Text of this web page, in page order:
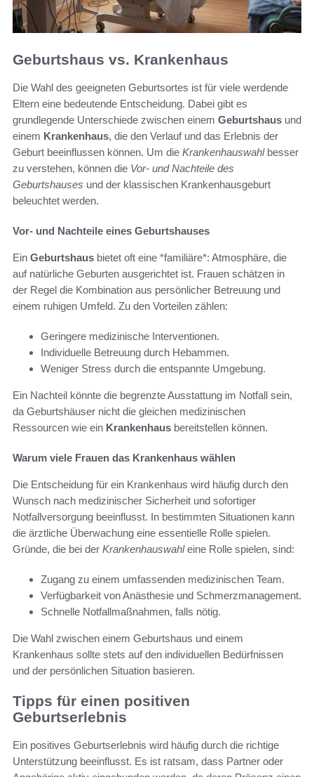
Geburtshaus vs. Krankenhaus
Die Wahl des geeigneten Geburtsortes ist für viele werdende
Eltern eine bedeutende Entscheidung. Dabei gibt es
grundlegende Unterschiede zwischen einem Geburtshaus und
einem Krankenhaus, die den Verlauf und das Erlebnis der
Geburt beeinflussen können. Um die Krankenhauswahlbesser
zu verstehen, können die Vor- und Nachteile des
Geburtshauses und der klassischen Krankenhausgeburt
beleuchtet werden.
Vor- und Nachteile eines Geburtshauses
Ein Geburtshaus bietet oft eine *familiäre*: Atmosphäre, die
auf natürliche Geburten ausgerichtet ist. Frauen schätzen in
der Regel die Kombination aus persönlicher Betreuung und
einem ruhigen Umfeld. Zu den Vorteilen zählen:
Geringere medizinische Interventionen.
Individuelle Betreuung durch Hebammen.
Weniger Stress durch die entspannte Umgebung.
Ein Nachteil könnte die begrenzte Ausstattung im Notfall sein,
da Geburtshäuser nicht die gleichen medizinischen
Ressourcen wie ein Krankenhaus bereitstellen können.
Warum viele Frauen das Krankenhaus wählen
Die Entscheidung für ein Krankenhaus wird häufig durch den
Wunsch nach medizinischer Sicherheit und sofortiger
Notfallversorgung beeinflusst. In bestimmten Situationen kann
die ärztliche Überwachung eine essentielle Rolle spielen.
Gründe, die bei der Krankenhauswahleine Rolle spielen, sind:
Zugang zu einem umfassenden medizinischen Team.
Verfügbarkeit von Anästhesie und Schmerzmanagement.
Schnelle Notfallmaßnahmen, falls nötig.
Die Wahl zwischen einem Geburtshaus und einem
Krankenhaus sollte stets auf den individuellen Bedürfnissen
und der persönlichen Situation basieren.
Tipps für einen positiven
Geburtserlebnis
Ein positives Geburtserlebnis wird häufig durch die richtige
Unterstützung beeinflusst. Es ist ratsam, dass Partner oder